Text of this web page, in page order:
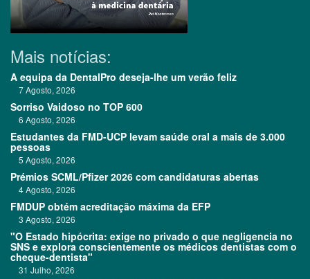
Mais notícias:
A equipa da DentalPro deseja-lhe um verão feliz
7 Agosto, 2026
Sorriso Vaidoso no TOP 600
6 Agosto, 2026
Estudantes da FMD-UCP levam saúde oral a mais de 3.000
pessoas
5 Agosto, 2026
Prémios SCML/Pfizer 2026 com candidaturas abertas
4 Agosto, 2026
FMDUP obtém acreditação máxima da EFP
3 Agosto, 2026
"O Estado hipócrita: exige no privado o que negligencia no
SNS e explora conscientemente os médicos dentistas com o
cheque-dentista"
31 Julho, 2026